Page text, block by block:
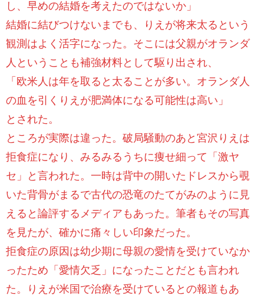
し、早めの結婚を考えたのではないか」
結婚に結びつけないまでも、りえが将来太るという
観測はよく活字になった。そこには父親がオランダ
人ということも補強材料として駆り出され、
「欧米人は年を取ると太ることが多い。オランダ人
の血を引くりえが肥満体になる可能性は高い」
とされた。
ところが実際は違った。破局騒動のあと宮沢りえは
拒食症になり、みるみるうちに痩せ細って「激ヤ
セ」と言われた。一時は背中の開いたドレスから覗
いた背骨がまるで古代の恐竜のたてがみのように見
えると論評するメディアもあった。筆者もその写真
を見たが、確かに痛々しい印象だった。
拒食症の原因は幼少期に母親の愛情を受けていなか
ったため「愛情欠乏」になったことだとも言われ
た。りえが米国で治療を受けているとの報道もあ